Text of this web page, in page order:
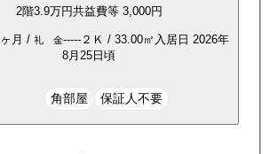
2階3.9万円共益費等 3,000円
月 / 礼 金----- ２Ｋ / 33.00㎡ 入居日 2026年
8月25日頃
角部屋 保証人不要